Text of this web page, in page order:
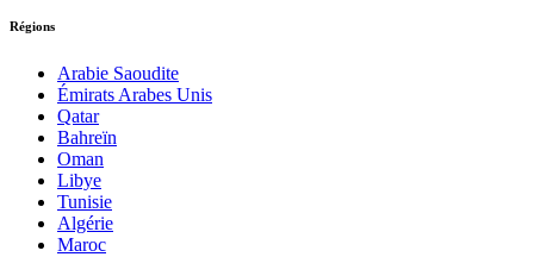
Régions
Arabie Saoudite
Émirats Arabes Unis
Qatar
Bahreïn
Oman
Libye
Tunisie
Algérie
Maroc